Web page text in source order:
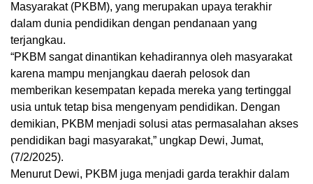
Masyarakat (PKBM), yang merupakan upaya terakhir
dalam dunia pendidikan dengan pendanaan yang
terjangkau.
“PKBM sangat dinantikan kehadirannya oleh masyarakat
karena mampu menjangkau daerah pelosok dan
memberikan kesempatan kepada mereka yang tertinggal
usia untuk tetap bisa mengenyam pendidikan. Dengan
demikian, PKBM menjadi solusi atas permasalahan akses
pendidikan bagi masyarakat,” ungkap Dewi, Jumat,
(7/2/2025).
Menurut Dewi, PKBM juga menjadi garda terakhir dalam